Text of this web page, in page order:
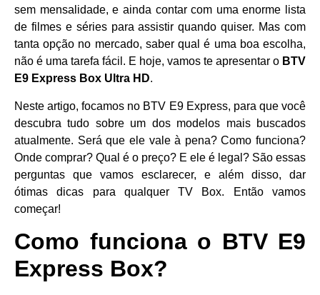
sem mensalidade, e ainda contar com uma enorme lista
de filmes e séries para assistir quando quiser. Mas com
tanta opção no mercado, saber qual é uma boa escolha,
não é uma tarefa fácil. E hoje, vamos te apresentar o BTV
E9 Express Box Ultra HD.
Neste artigo, focamos no BTV E9 Express, para que você
descubra tudo sobre um dos modelos mais buscados
atualmente. Será que ele vale à pena? Como funciona?
Onde comprar? Qual é o preço? E ele é legal? São essas
perguntas que vamos esclarecer, e além disso, dar
ótimas dicas para qualquer TV Box. Então vamos
começar!
Como funciona o BTV E9
Express Box?